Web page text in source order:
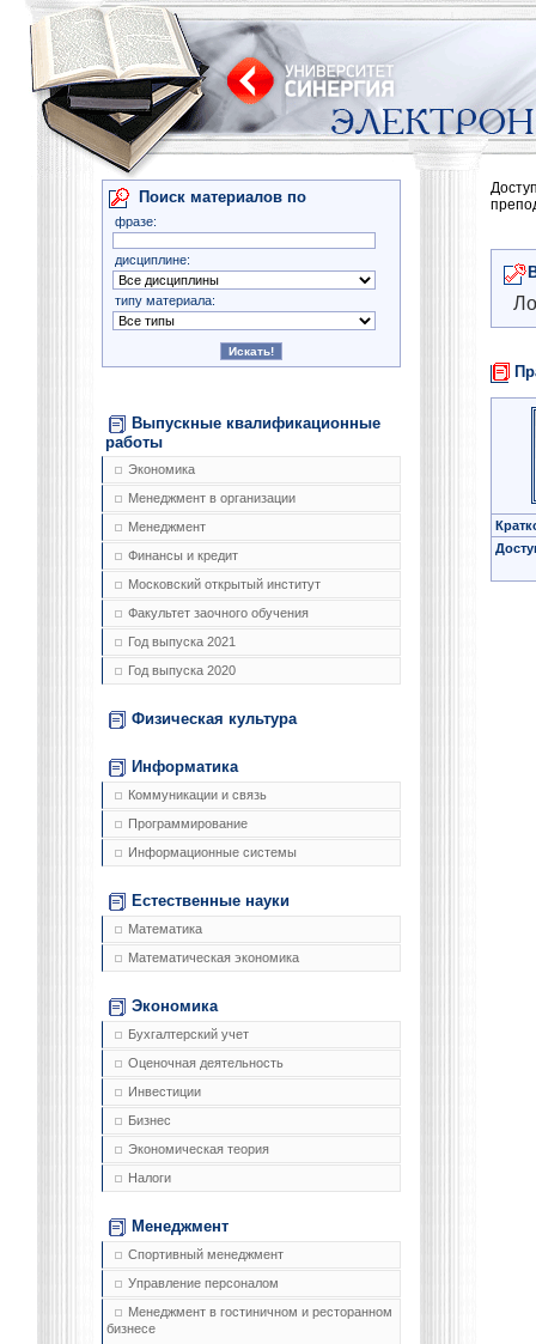
Поиск материалов по
фразе:
дисциплине:
типу материала:
Выпускные квалификационные
работы
Экономика
Менеджмент в организации
Менеджмент
Финансы и кредит
Московский открытый институт
Факультет заочного обучения
Год выпуска 2021
Год выпуска 2020
Физическая культура
Информатика
Коммуникации и связь
Программирование
Информационные системы
Естественные науки
Математика
Математическая экономика
Экономика
Бухгалтерский учет
Оценочная деятельность
Инвестиции
Бизнес
Экономическая теория
Налоги
Менеджмент
Спортивный менеджмент
Управление персоналом
Менеджмент в гостиничном и ресторанном
бизнесе